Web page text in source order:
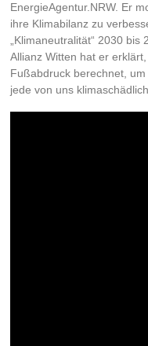
EnergieAgentur.NRW. Er
ihre Klimabilanz zu
„Klimaneutralität“ 2030
Allianz Witten hat er
Fußabdruck berechnet,
jede von uns